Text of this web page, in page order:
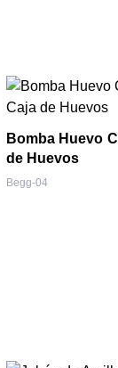
Bomba Huevo
de Huevos
Begg-04